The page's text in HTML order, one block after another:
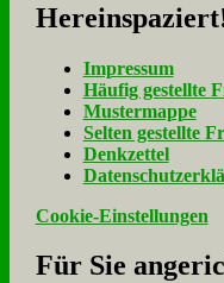
Im­pres­sum
Häu­fig ge­stell­te
Mu­ster­map­pe
Sel­ten ge­stell­te
Denk­zet­tel
Cookie-Einstellungen
Für Sie